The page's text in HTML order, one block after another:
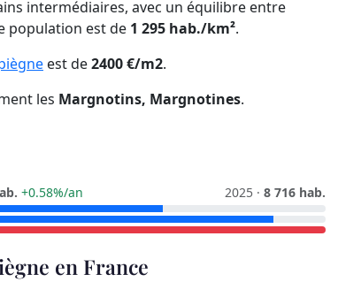
intermédiaires, avec un équilibre entre
population est de 1 295 hab./km².
est de2400 €/m2.
les Margnotins, Margnotines.
+0.58%/an 2025 · 8 716 hab.
en France